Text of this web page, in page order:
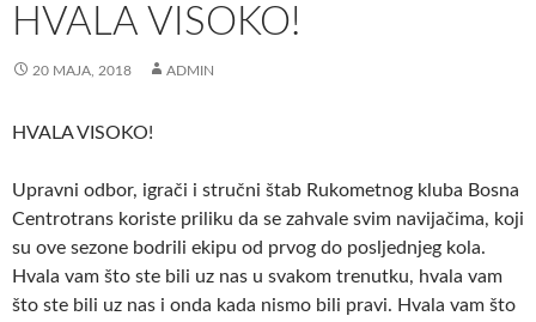
HVALA VISOKO!
20 MAJA, 2018 ADMIN
HVALA VISOKO!
Upravni odbor, igrači i stručni štab Rukometnog kluba Bosna
Centrotrans koriste priliku da se zahvale svim navijačima, koji
su ove sezone bodrili ekipu od prvog do posljednjeg kola.
Hvala vam što ste bili uz nas u svakom trenutku, hvala vam
što ste bili uz nas i onda kada nismo bili pravi. Hvala vam što